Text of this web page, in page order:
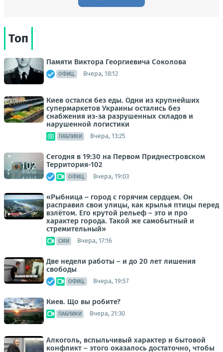
Топ
Памяти Виктора Георгиевича Соколова
ОФИЦ. Вчера, 18:12
Киев остался без еды. Одни из крупнейших
супермаркетов Украины остались без
снабжения из-за разрушенных складов и
нарушенной логистики
ПАБЛИКИ Вчера, 13:25
Сегодня в 19:30 на Первом Приднестровском
Территория-102
ОФИЦ. Вчера, 19:03
«Рыбница – город с горячим сердцем. Он
расправил свои улицы, как крылья птицы перед
взлётом. Его крутой рельеф – это и про
характер города. Такой же самобытный и
стремительный»
СМИ Вчера, 17:16
Две недели работы – и до 20 лет лишения
свободы
ОФИЦ. Вчера, 19:57
Киев. Що вы робите?
ПАБЛИКИ Вчера, 21:30
Алкоголь, вспыльчивый характер и бытовой
конфликт – этого оказалось достаточно, чтобы